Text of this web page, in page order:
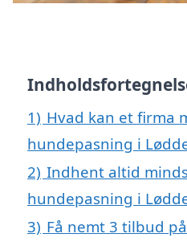
1) Hvad kan et firma
hundepasning i
2) Indhent altid
hundepasning i
3) Få nemt 3 tilbud